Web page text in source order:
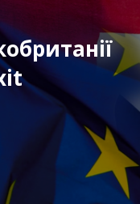
моїх
Edu4u Ltd в